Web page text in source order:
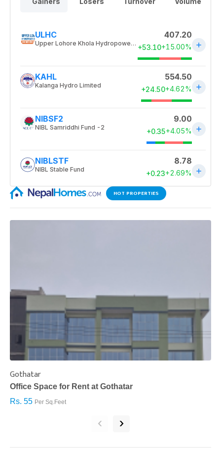
HOT PROPERTIES
Gothatar
Office Space for Rent at Gothatar
Rs. 55 Per Sq.Feet
‹ ›